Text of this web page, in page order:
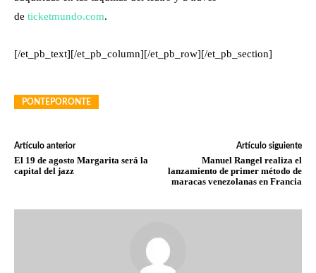
de ticketmundo.com.
[/et_pb_text][/et_pb_column][/et_pb_row][/et_pb_section]
PONTEPORONTE
Artículo anterior
El 19 de agosto Margarita será la
capital del jazz
Artículo siguiente
Manuel Rangel realiza el
lanzamiento de primer método de
maracas venezolanas en Francia